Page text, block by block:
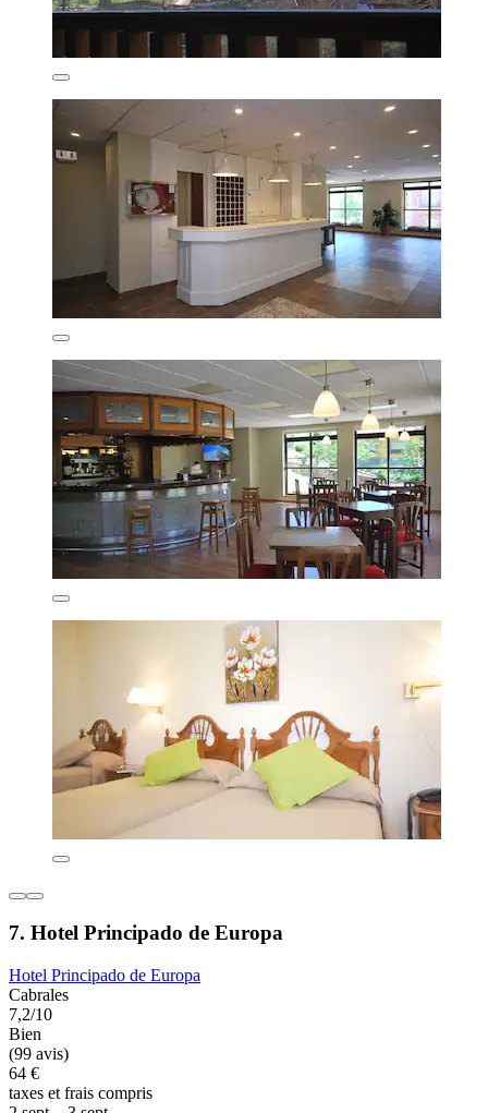
7. Hotel Principado de Europa
Hotel Principado de Europa
Cabrales
7,2/10
Bien
(99 avis)
64 €
taxes et frais compris